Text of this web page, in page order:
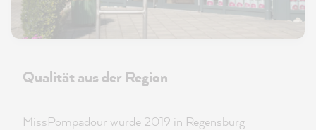
Qualität aus der Region
MissPompadour wurde 2019 in Regensburg